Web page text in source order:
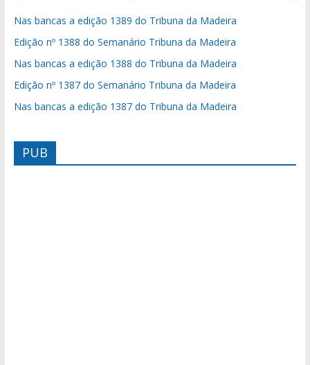
Nas bancas a edição 1389 do Tribuna da Madeira
Edição nº 1388 do Semanário Tribuna da Madeira
Nas bancas a edição 1388 do Tribuna da Madeira
Edição nº 1387 do Semanário Tribuna da Madeira
Nas bancas a edição 1387 do Tribuna da Madeira
PUB